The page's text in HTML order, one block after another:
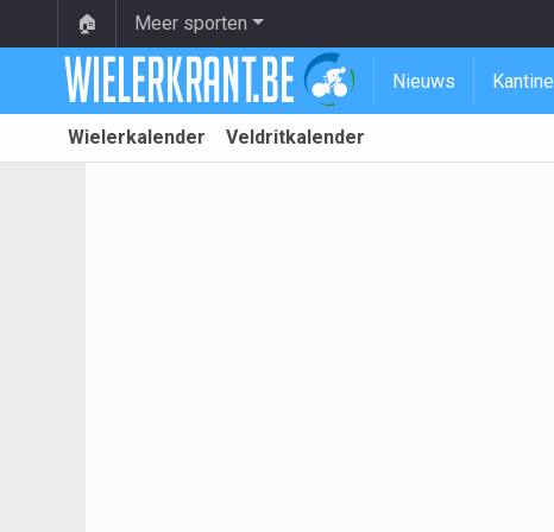
🏠 Meer sporten
Nieuws Kantine
Wielerkalender Veldritkalender